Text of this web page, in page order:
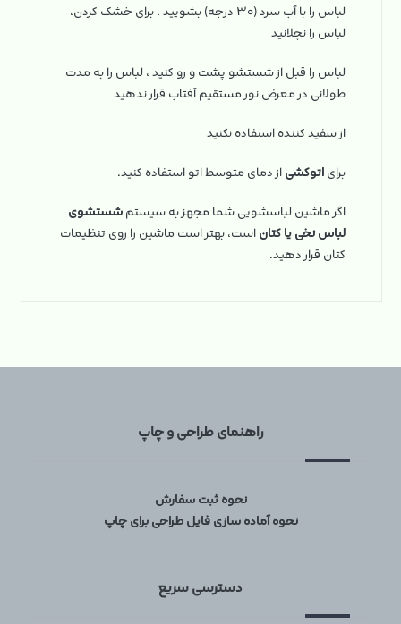
لباس را با آب سرد (۳۰ درجه) بشویید ، برای خشک کردن،
لباس را نچلانید
لباس را قبل از شستشو پشت و رو کنید ، لباس را به مدت
طولانی در معرض نور مستقیم آفتاب قرار ندهید
از سفید کننده استفاده نکنید
برایاتوکشیاز دمای متوسط اتو استفاده کنید.
اگر ماشین لباسشویی شما مجهز به سیستمشستشوی
لباس نخی یا کتاناست، بهتر است ماشین را روی تنظیمات
کتان قرار دهید.
راهنمای طراحی و چاپ
نحوه ثبت سفارش
نحوه آماده سازی فایل طراحی برای چاپ
دسترسی سریع